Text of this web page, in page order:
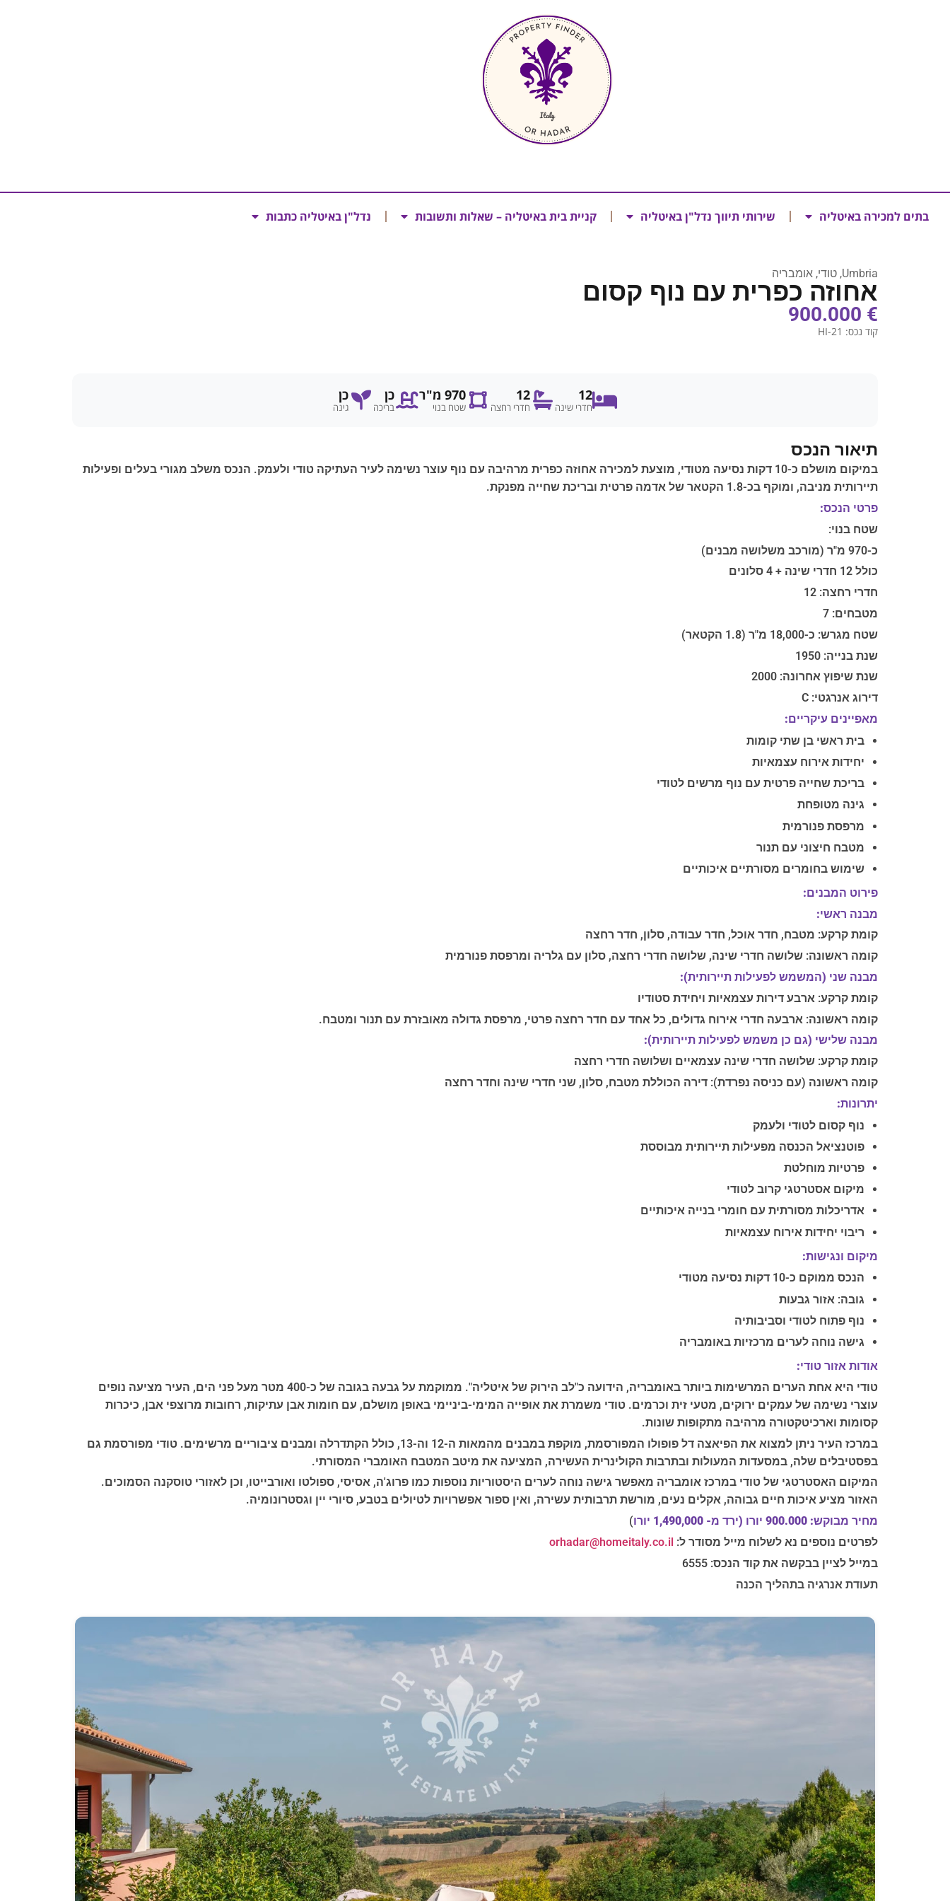
בתים למכירה באיטליה שירותי תיווך נדל"ן באיטליה קניית בית באיטליה – שאלות ותשובות נדל"ן באיטליה כתבות
Umbria, טודי, אומבריה
אחוזה כפרית עם נוף קסום
€ 900.000
קוד נכס: HI-21
12
חדרי שינה
12
חדרי רחצה
970 מ"ר
שטח בנוי
כן
בריכה
כן
גינה
תיאור הנכס
במיקום מושלם כ-10 דקות נסיעה מטודי, מוצעת למכירה אחוזה כפרית מרהיבה עם נוף עוצר נשימה לעיר העתיקה טודי ולעמק. הנכס משלב מגורי בעלים ופעילות
תיירותית מניבה, ומוקף בכ-1.8 הקטאר של אדמה פרטית ובריכת שחייה מפנקת.
פרטי הנכס:
שטח בנוי:
כ-970 מ"ר (מורכב משלושה מבנים)
כולל 12 חדרי שינה + 4 סלונים
חדרי רחצה: 12
מטבחים: 7
שטח מגרש: כ-18,000 מ"ר (1.8 הקטאר)
שנת בנייה: 1950
שנת שיפוץ אחרונה: 2000
דירוג אנרגטי: C
מאפיינים עיקריים:
בית ראשי בן שתי קומות
יחידות אירוח עצמאיות
בריכת שחייה פרטית עם נוף מרשים לטודי
גינה מטופחת
מרפסת פנורמית
מטבח חיצוני עם תנור
שימוש בחומרים מסורתיים איכותיים
פירוט המבנים:
מבנה ראשי:
קומת קרקע: מטבח, חדר אוכל, חדר עבודה, סלון, חדר רחצה
קומה ראשונה: שלושה חדרי שינה, שלושה חדרי רחצה, סלון עם גלריה ומרפסת פנורמית
מבנה שני (המשמש לפעילות תיירותית):
קומת קרקע: ארבע דירות עצמאיות ויחידת סטודיו
קומה ראשונה: ארבעה חדרי אירוח גדולים, כל אחד עם חדר רחצה פרטי, מרפסת גדולה מאובזרת עם תנור ומטבח.
מבנה שלישי (גם כן משמש לפעילות תיירותית):
קומת קרקע: שלושה חדרי שינה עצמאיים ושלושה חדרי רחצה
קומה ראשונה (עם כניסה נפרדת): דירה הכוללת מטבח, סלון, שני חדרי שינה וחדר רחצה
יתרונות:
נוף קסום לטודי ולעמק
פוטנציאל הכנסה מפעילות תיירותית מבוססת
פרטיות מוחלטת
מיקום אסטרטגי קרוב לטודי
אדריכלות מסורתית עם חומרי בנייה איכותיים
ריבוי יחידות אירוח עצמאיות
מיקום ונגישות:
הנכס ממוקם כ-10 דקות נסיעה מטודי
גובה: אזור גבעות
נוף פתוח לטודי וסביבותיה
גישה נוחה לערים מרכזיות באומבריה
אודות אזור טודי:
טודי היא אחת הערים המרשימות ביותר באומבריה, הידועה כ"לב הירוק של איטליה". ממוקמת על גבעה בגובה של כ-400 מטר מעל פני הים, העיר מציעה נופים
עוצרי נשימה של עמקים ירוקים, מטעי זית וכרמים. טודי משמרת את אופייה המימי-ביניימי באופן מושלם, עם חומות אבן עתיקות, רחובות מרוצפי אבן, כיכרות
קסומות וארכיטקטורה מרהיבה מתקופות שונות.
במרכז העיר ניתן למצוא את הפיאצה דל פופולו המפורסמת, מוקפת במבנים מהמאות ה-12 וה-13, כולל הקתדרלה ומבנים ציבוריים מרשימים. טודי מפורסמת גם
בפסטיבלים שלה, במסעדות המעולות ובתרבות הקולינרית העשירה, המציעה את מיטב המטבח האומברי המסורתי.
המיקום האסטרטגי של טודי במרכז אומבריה מאפשר גישה נוחה לערים היסטוריות נוספות כמו פרוג'ה, אסיסי, ספולטו ואורבייטו, וכן לאזורי טוסקנה הסמוכים.
האזור מציע איכות חיים גבוהה, אקלים נעים, מורשת תרבותית עשירה, ואין ספור אפשרויות לטיולים בטבע, סיורי יין וגסטרונומיה.
מחיר מבוקש: 900.000 יורו (ירד מ- 1,490,000 יורו
)
לפרטים נוספים נא לשלוח מייל מסודר ל: orhadar@homeitaly.co.il
במייל לציין בבקשה את קוד הנכס: 6555
תעודת אנרגיה בתהליך הכנה